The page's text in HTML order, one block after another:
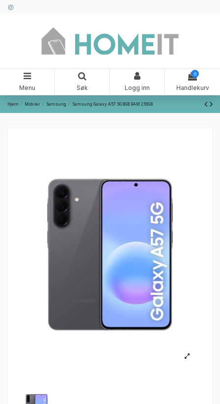
Menu Søk Logg inn
0
Handlekurv
Hjem Mobiler Samsung Samsung Galaxy A57 5G 8GB RAM 256GB